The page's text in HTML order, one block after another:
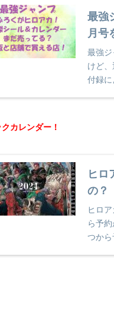
最強
月号
最強
けど
付録に
カレンダー！
ヒロ
の？
ヒロ
ら予
つから